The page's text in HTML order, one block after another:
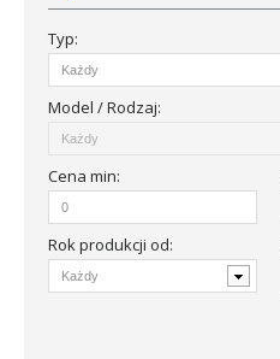
Typ:
Model / Rodzaj:
Cena min:
Rok produkcji od: